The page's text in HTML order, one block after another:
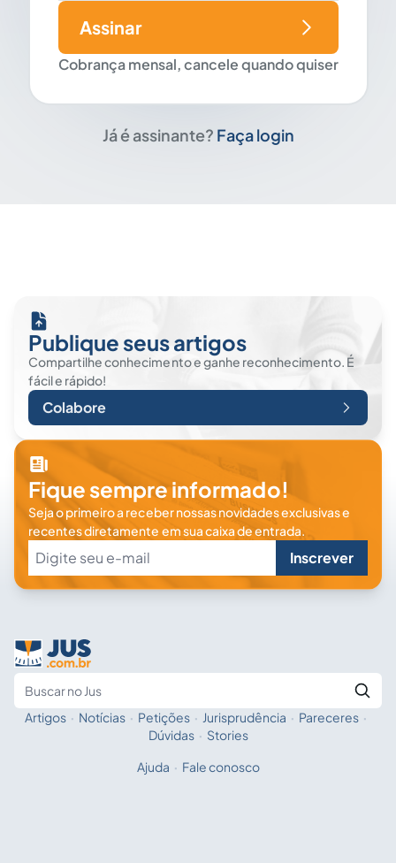
Cobrança mensal, cancele quando quiser
Assinar
Já é assinante? Faça login
Publique seus artigos
Compartilhe conhecimento e ganhe reconhecimento. É
fácil e rápido!
Colabore
Fique sempre informado!
Seja o primeiro a receber nossas novidades exclusivas e
recentes diretamente em sua caixa de entrada.
Inscrever
Fale com a IA
Artigos · Notícias · Petições · Jurisprudência · Pareceres ·
Dúvidas · Stories
Ajuda · Fale conosco